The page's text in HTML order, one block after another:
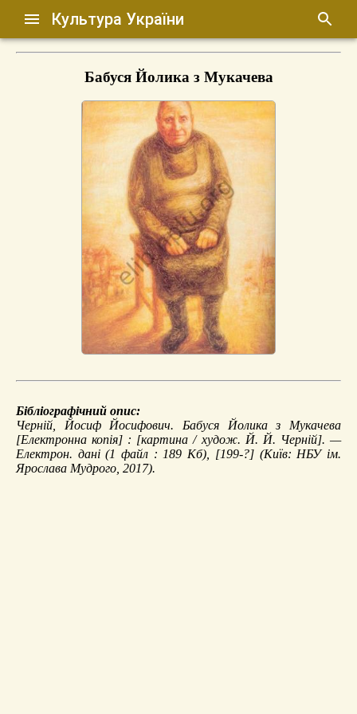
Культура України
Бабуся Йолика з Мукачева
Бібліографічний опис:
Черній, Йосиф Йосифович. Бабуся Йолика з Мукачева
[Електронна копія] : [картина / худож. Й. Й. Черній]. —
Електрон. дані (1 файл : 189 Кб), [199-?] (Київ: НБУ ім.
Ярослава Мудрого, 2017).